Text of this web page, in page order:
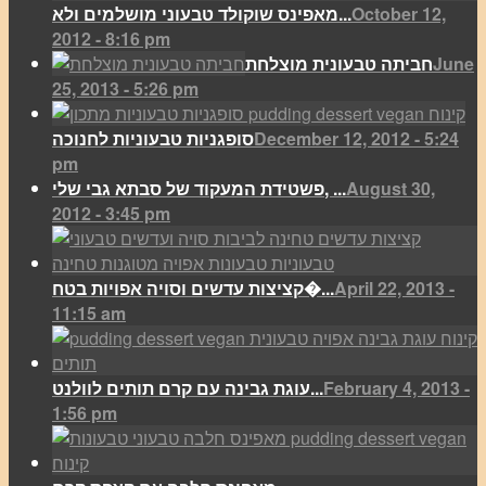
מאפינס שוקולד טבעוני מושלמים ולא...October 12,
2012 - 8:16 pm
חביתה טבעונית מוצלחתJune
25, 2013 - 5:26 pm
סופגניות טבעוניות לחנוכהDecember 12, 2012 - 5:24
pm
פשטידת המעקוד של סבתא גבי שלי, ...August 30,
2012 - 3:45 pm
קציצות עדשים וסויה אפויות בטח�...April 22, 2013 -
11:15 am
עוגת גבינה עם קרם תותים לוולנט...February 4, 2013 -
1:56 pm